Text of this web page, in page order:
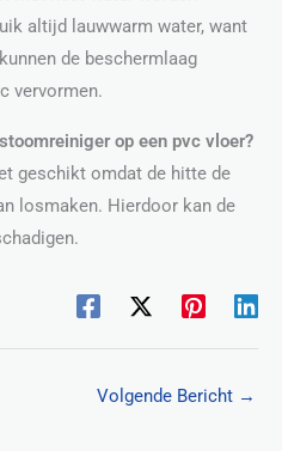
altijd lauwwarm water, want
de beschermlaag
vervormen.
op een pvc vloer?
geschikt omdat de hitte de
losmaken. Hierdoor kan de
Volgende Bericht →